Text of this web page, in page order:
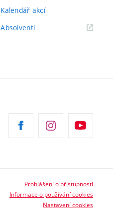
Kalendář akcí
Absolventi(externí
Prohlášení o přístupnosti
Informace o používání cookies
Nastavení cookies